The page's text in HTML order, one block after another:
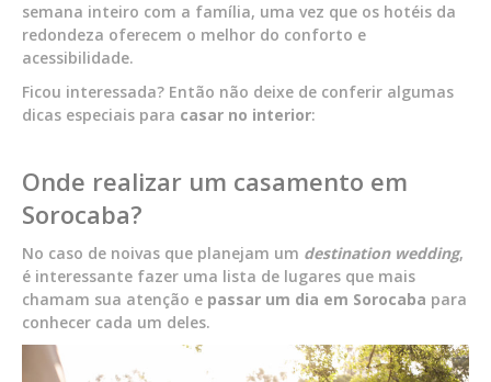
semana inteiro com a família, uma vez que os hotéis da
redondeza oferecem o melhor do conforto e
acessibilidade.
Ficou interessada? Então não deixe de conferir algumas
dicas especiais para casar no interior:
Onde realizar um casamento em
Sorocaba?
No caso de noivas que planejam um destination wedding,
é interessante fazer uma lista de lugares que mais
chamam sua atenção e passar um dia em Sorocaba para
conhecer cada um deles.